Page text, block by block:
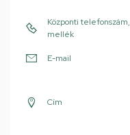
Központi telefonszám,
mellék
E-mail
Cím